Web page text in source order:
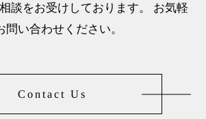
談をお受けしております。 お気軽
問い合わせください。
Contact Us